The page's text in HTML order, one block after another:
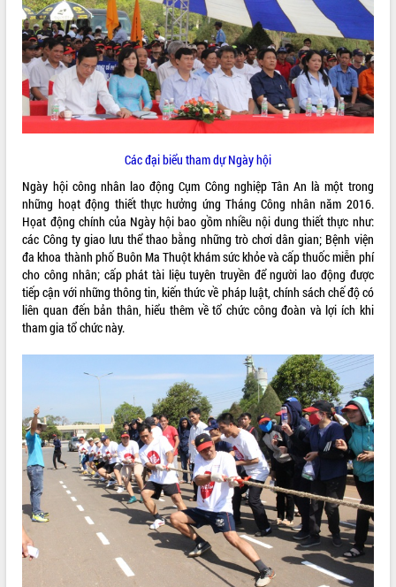
QUY HOẠCH - KẾ HOẠCH
Không có file video nào để phát.
ALBUM ẢNH
Các đại biểu tham dự Ngày hội
Ngày hội công nhân lao động Cụm Công nghiệp Tân An là một trong
những hoạt động thiết thực hưởng ứng Tháng Công nhân năm 2016.
Họat động chính của Ngày hội bao gồm nhiều nội dung thiết thực như:
các Công ty giao lưu thể thao bằng những trò chơi dân gian; Bệnh viện
đa khoa thành phố Buôn Ma Thuột khám sức khỏe và cấp thuốc miễn phí
cho công nhân; cấp phát tài liệu tuyên truyền để người lao động được
tiếp cận với những thông tin, kiến thức về pháp luật, chính sách chế độ có
liên quan đến bản thân, hiểu thêm về tổ chức công đoàn và lợi ích khi
tham gia tổ chức này.